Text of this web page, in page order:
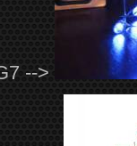
-->